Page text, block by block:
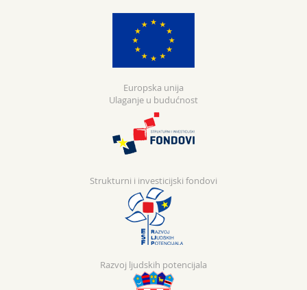
Europska unija
Ulaganje u budućnost
Strukturni i investicijski fondovi
Razvoj ljudskih potencijala